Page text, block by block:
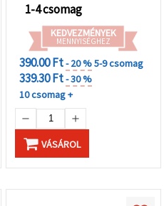
1-4 csomag
KEDVEZMÉNYEK
MENNYISÉGHEZ
390.00 Ft- 20 %5-9 csomag
339.30 Ft- 30 %
10 csomag +
VÁSÁROL